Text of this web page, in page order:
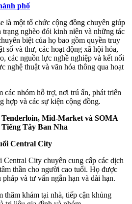
phố
là một tổ chức cộng đồng chuyên giúp
nghèo đói kinh niên và những tác
biệt của họ bao gồm quyền truy
số và thư, các hoạt động xã hội hóa,
các nguồn lực nghề nghiệp và kết nối
nghệ thuật và văn hóa thông qua hoạt
các nhóm hỗ trợ, nơi trú ẩn, phát triển
hợp và các sự kiện cộng đồng.
Mid-Market và SOMA
Tây Ban Nha
Central City
Central City chuyên cung cấp các dịch
thần cho người cao tuổi. Họ được
và tư vấn ngắn hạn và dài hạn.
thăm khám tại nhà, tiếp cận khủng